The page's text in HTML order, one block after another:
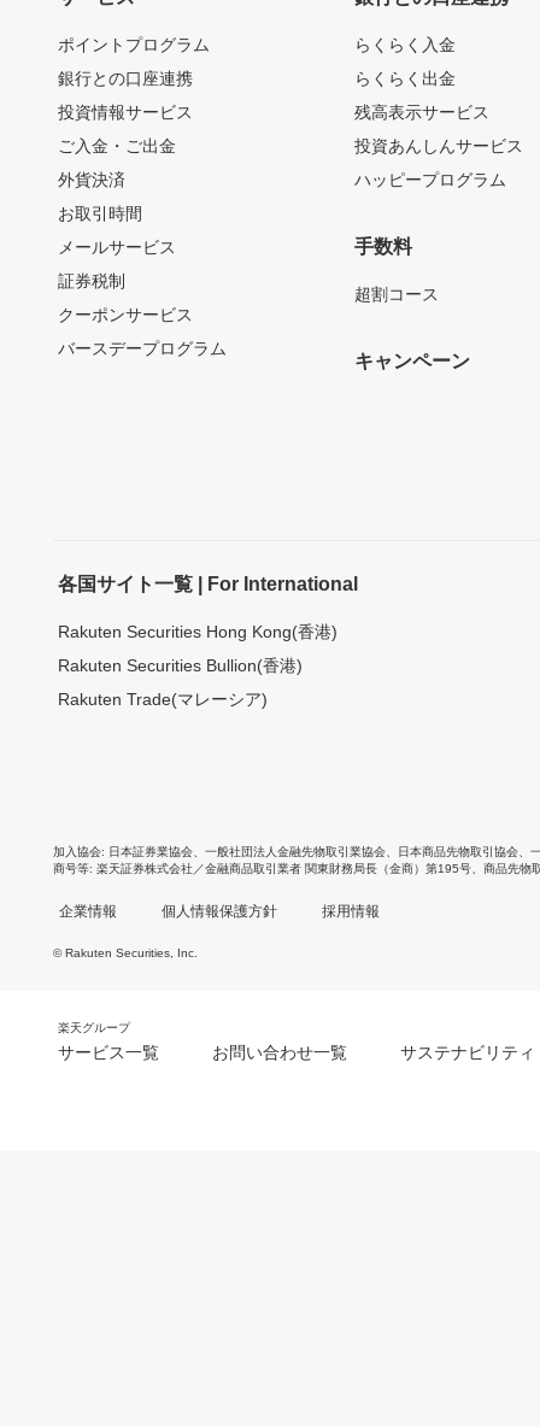
ポイントプログラム
銀行との口座連携
投資情報サービス
ご入金・ご出金
外貨決済
お取引時間
メールサービス
証券税制
クーポンサービス
バースデープログラム
らくらく入金
らくらく出金
残高表示サービス
投資あんしんサービス
ハッピープログラム
手数料
超割コース
キャンペーン
各国サイト一覧 | For International
Rakuten Securities Hong Kong(香港)
Rakuten Securities Bullion(香港)
Rakuten Trade(マレーシア)
加入協会 日本証券業協会 一般社団法人金融先物取引業協会 日本商品先物取引協会
商号等 楽天証券株式会社／金融商品取引業者 関東財務局長（金商）第195号、商品先物
企業情報 個人情報保護方針 採用情報
© Rakuten Securities, Inc.
楽天グループ
サービス一覧 お問い合わせ一覧 サステナビリティ